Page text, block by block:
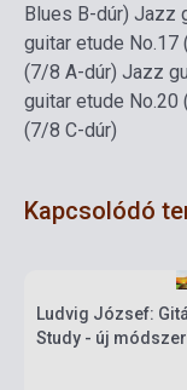
Blues B-dúr) Jazz
guitar etude
(7/8 A-dúr) Jazz
guitar etude No.20
(7/8 C-dúr)
Kapcsolódó
Ludvig József:
Study - új